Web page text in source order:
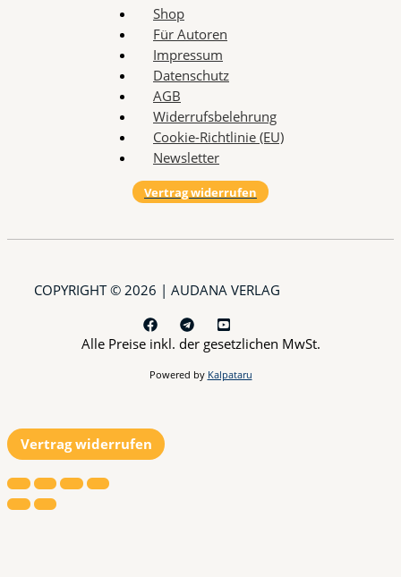
Shop
Für Autoren
Impressum
Datenschutz
AGB
Widerrufsbelehrung
Cookie-Richtlinie (EU)
Newsletter
Vertrag widerrufen
COPYRIGHT © 2026 | AUDANA VERLAG
Alle Preise inkl. der gesetzlichen MwSt.
Powered by Kalpataru
Vertrag widerrufen